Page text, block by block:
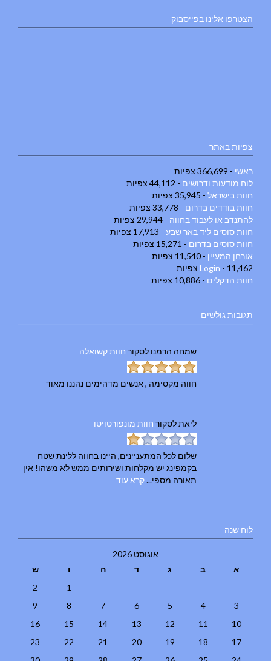
הצטרפו אלינו בפייסבוק
צפיות באתר
ראשי - 366,699 צפיות
לוח מודעות ודרושים - 44,112 צפיות
חוות בישראל - 35,945 צפיות
חוות בודדים בדרום - 33,778 צפיות
להתנדב או לעבוד בחווה - 29,944 צפיות
חוות סוסים ליד באר שבע - 17,913 צפיות
חוות סוסים בדרום - 15,271 צפיות
אורחן המעיין - 11,540 צפיות
Login - 11,462 צפיות
חוות הדקלים - 10,886 צפיות
תגובות גולשים
שמחה הרמנו לסקור חוות קשואלה
חווה מקסימה , אנשים מדהימים נהננו מאוד
ליאתלסקור חוות מונפורטויטו
שלום לכל המתעניינים, היינו בחווה ללינת שטח
בקמפינג יש מקלחות ושירותים ממש לא משהו! אין
תאורה מספי...קרא עוד
לוח שנה
אוגוסט 2026
א
ב ג ד ה ו
ש
1
2
3
4
5
6
7
8
9
10
11
12
13
14
15
16
17
18
19
20
21
22
23